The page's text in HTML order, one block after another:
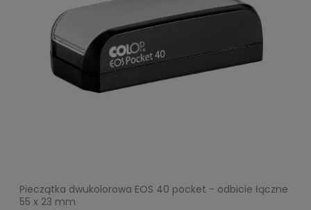
Pieczątka dwukolorowa EOS 40 pocket - odbicie łączne
55 x 23 mm